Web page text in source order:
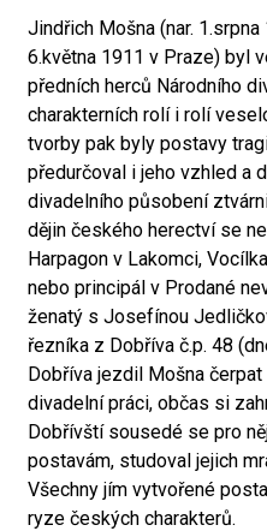
Jindřich Mošna (nar.
6.května 1911 v Praze) byl
předních herců Národního
charakterních rolí i rolí
tvorby pak byly postavy
předurčoval i jeho vzhled a
divadelního působení
dějin českého herectví se
Harpagon v Lakomci,
nebo principál v Prodané
ženatý s Josefínou
řezníka z Dobříva č.p. 48
Dobříva jezdil Mošna
divadelní práci, občas si
Dobřívští sousedé se pro
postavám, studoval jejich
Všechny jím vytvořené
ryze českých charakterů.